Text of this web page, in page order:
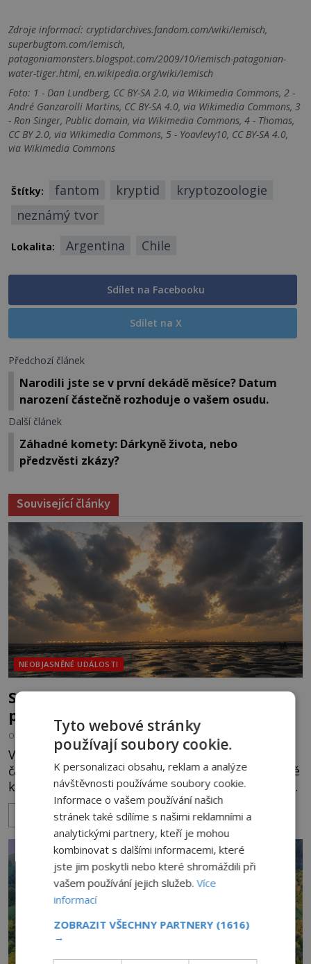
Zdroje informací: cryptidarchives.fandom.com/wiki/Iemisch,
superbugtom.com/lemisch,
patagoniamonsters.blogspot.com/2009/10/iemisch-patagonian-
water-tiger.html, en.wikipedia.org/wiki/Iemisch
Foto: 1 - Dan Lundberg, CC BY-SA 2.0, via Wikimedia Commons, 2 -
André Ganzarolli Martins, CC BY-SA 4.0, via Wikimedia Commons, 3
- Ron Singer, Public domain, via Wikimedia Commons, 4 - Thomas,
CC BY 2.0, via Wikimedia Commons, 5 - Yoavlevy10, CC BY-SA 4.0,
via Wikimedia Commons
Štítky: fantom kryptid
kryptozoologie
neznámý tvor
Lokalita: Argentina Chile
Sdílet na Facebooku
Sdílet na X
Předchozí článek
Narodili jste se v první dekádě měsíce? Datum
narození částečně rozhoduje o vašem osudu.
Další článek
Záhadné komety: Dárkyně života, nebo
předzvěsti zkázy?
Související články
NEOBJASNĚNÉ UDÁLOSTI
Strašidelná pláž Dumas: Je černý písek
podhoubím, ze kterého roste zlo?
OD MIREK BRÁT
V indickém svazovém státu Gudžarát se nachází
část pobřeží, které má hodně temnou pověst. Jistě
k tomu přispívá i černý písek této pláže. Proč má
pláž takové netypické zbarvení? Nakolik jsou
pravdivé historky, že zde došlo k nevysvětlitelným
zmizením turistů? Ti, kteří se nebojí, nás mohou
následovat. Vstupujeme na pláž Dumas ve městě
Surat. Gu
ZOBRAZIT VÍCE
Tyto webové stránky
používají soubory cookie.
K personalizaci obsahu, reklam a analýze
návštěvnosti používáme soubory cookie.
Informace o vašem používání našich
stránek také sdílíme s našimi reklamními a
analytickými partnery, kteří je mohou
kombinovat s dalšími informacemi, které
jste jim poskytli nebo které shromáždili při
vašem používání jejich služeb.Více
informací
ZOBRAZIT VŠECHNY PARTNERY (1616)
→